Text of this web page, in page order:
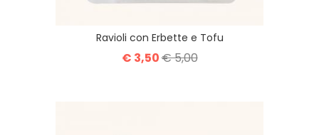
Ravioli con Erbette e Tofu
€ 3,50€ 5,00